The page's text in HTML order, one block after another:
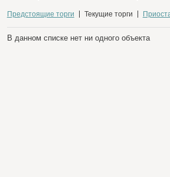
Предстоящие торги Текущие торги
В данном списке нет ни одного объекта